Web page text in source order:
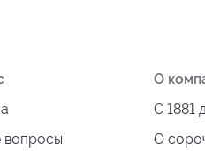
вопросы
О
С 1881
О